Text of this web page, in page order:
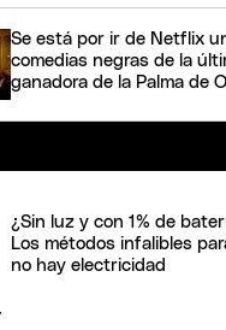
Se está por ir de Netflix
comedias negras de la
ganadora de la Palma de
¿Sin luz y con 1% de
Los métodos infalibles
no hay electricidad